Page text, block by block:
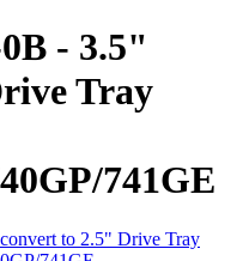
- 3.5"
Tray
741GE